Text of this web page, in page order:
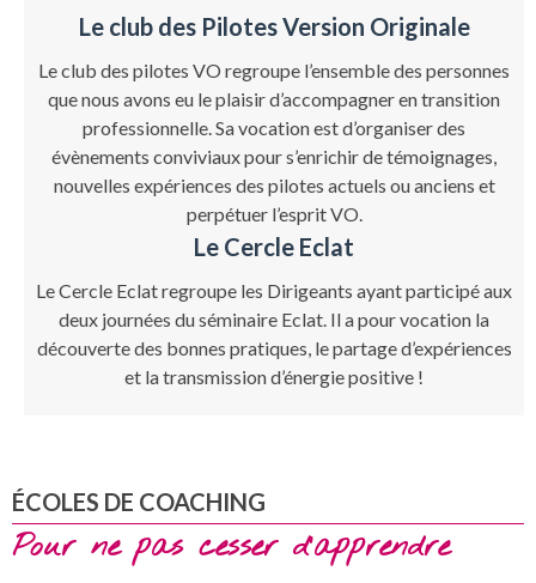
Le club des Pilotes Version Originale
Le club des pilotes VO regroupe l’ensemble des personnes
que nous avons eu le plaisir d’accompagner en transition
professionnelle. Sa vocation est d’organiser des
évènements conviviaux pour s’enrichir de témoignages,
nouvelles expériences des pilotes actuels ou anciens et
perpétuer l’esprit VO.
Le Cercle Eclat
Le Cercle Eclat regroupe les Dirigeants ayant participé aux
deux journées du séminaire Eclat. Il a pour vocation la
découverte des bonnes pratiques, le partage d’expériences
et la transmission d’énergie positive !
ÉCOLES DE COACHING
Pour ne pas cesser d’apprendre